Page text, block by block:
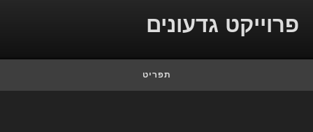
פרוייקט גדעונים
תפריט